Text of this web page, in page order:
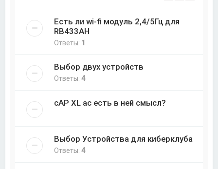
Есть ли wi-fi модуль 2,4/5Гц для
RB433AH
Ответы: 1
Выбор двух устройств
Ответы:4
cAP XL ac есть в ней смысл?
Выбор Устройства для киберклуба
Ответы:4